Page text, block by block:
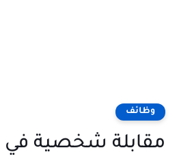
وظائف
مقابلة شخصية